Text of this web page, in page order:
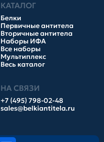
КАТАЛОГ
Белки
Первичные антитела
Вторичные антитела
Наборы ИФА
Все наборы
Мультиплекс
Весь каталог
НА СВЯЗИ
+7 (495) 798-02-48
sales@belkiantitela.ru